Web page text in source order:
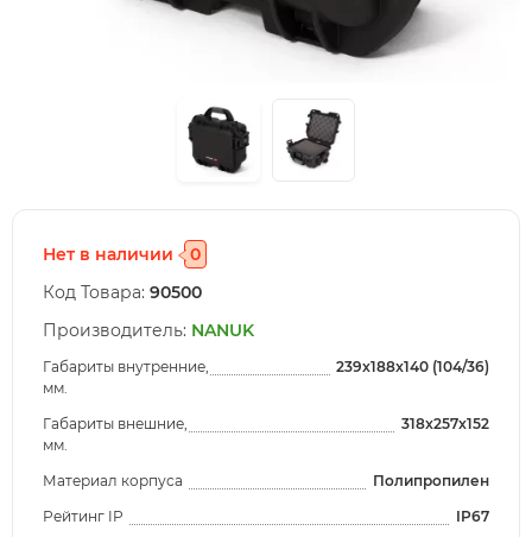
Нет в наличии
0
Код Товара: 90500
Производитель: NANUK
Габариты внутренние,
мм.
239x188x140 (104/36)
Габариты внешние,
мм.
318x257x152
Материал корпуса
Полипропилен
Рейтинг IP
IP67